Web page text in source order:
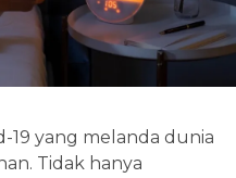
19 yang melanda dunia
Tidak hanya